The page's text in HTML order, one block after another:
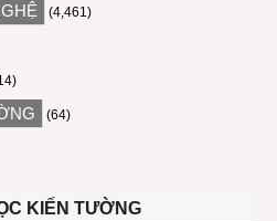
(4,461)
(64)
KIẾN TƯỜNG